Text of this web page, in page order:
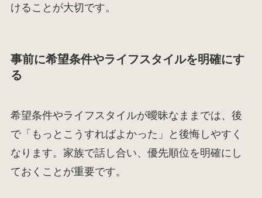
けることが大切です。
事前に希望条件やライフスタイルを明確にす
る
希望条件やライフスタイルが曖昧なままでは、後
で「もっとこうすればよかった」と後悔しやすく
なります。家族で話し合い、優先順位を明確にし
ておくことが重要です。